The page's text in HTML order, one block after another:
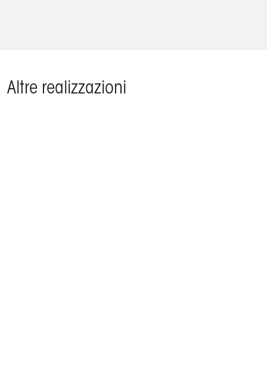
Altre realizzazioni